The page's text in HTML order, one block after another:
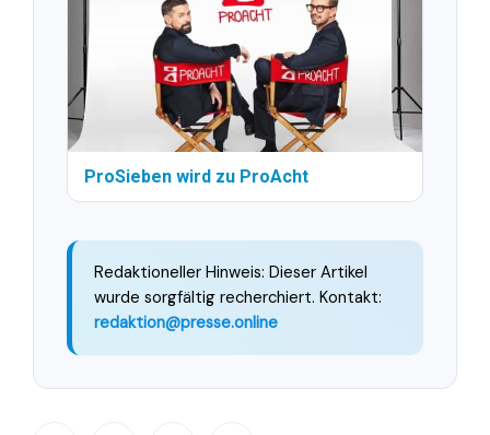
ProSieben wird zu ProAcht
Redaktioneller Hinweis: Dieser Artikel
wurde sorgfältig recherchiert. Kontakt:
redaktion@presse.online